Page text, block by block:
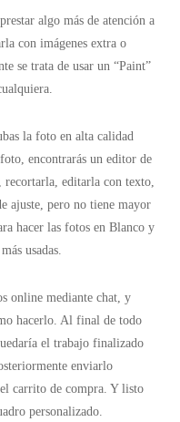
algo más de atención a
con imágenes extra o
se trata de usar un “Paint”
la foto en alta calidad
encontrarás un editor de
recortarla, editarla con texto,
ajuste, pero no tiene mayor
hacer las fotos en Blanco y
usadas.
online mediante chat, y
hacerlo. Al final de todo
el trabajo finalizado
enviarlo
carrito de compra. Y listo
personalizado.